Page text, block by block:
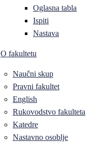
Oglasna tabla
Ispiti
Nastava
O fakultetu
Naučni skup
Pravni fakultet
English
Rukovodstvo fakulteta
Katedre
Nastavno osoblje